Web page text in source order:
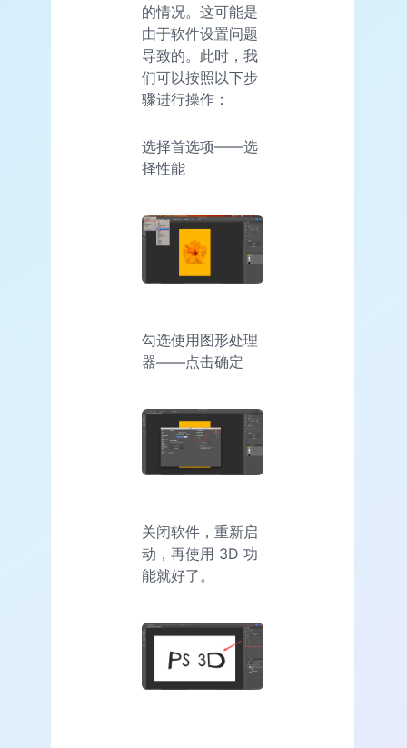
的情况。这可能是
由于软件设置问题
导致的。此时，我
们可以按照以下步
骤进行操作：
选择首选项——选
择性能
勾选使用图形处理
器——点击确定
关闭软件，重新启
动，再使用 3D 功
能就好了。